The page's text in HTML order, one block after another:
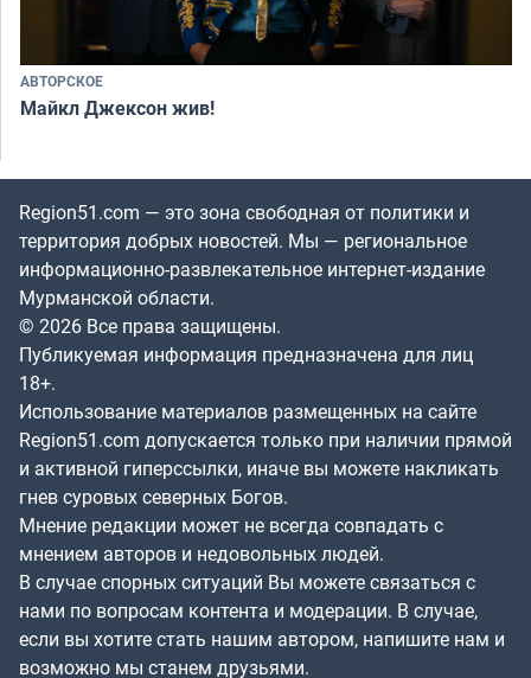
АВТОРСКОЕ
Майкл Джексон жив!
Region51.com — это зона свободная от политики и
территория добрых новостей. Мы — региональное
информационно-развлекательное интернет-издание
Мурманской области.
© 2026 Все права защищены.
Публикуемая информация предназначена для лиц
18+.
Использование материалов размещенных на сайте
Region51.com допускается только при наличии прямой
и активной гиперссылки, иначе вы можете накликать
гнев суровых северных Богов.
Мнение редакции может не всегда совпадать с
мнением авторов и недовольных людей.
В случае спорных ситуаций Вы можете связаться с
нами по вопросам контента и модерации. В случае,
если вы хотите стать нашим автором, напишите нам и
возможно мы станем друзьями.